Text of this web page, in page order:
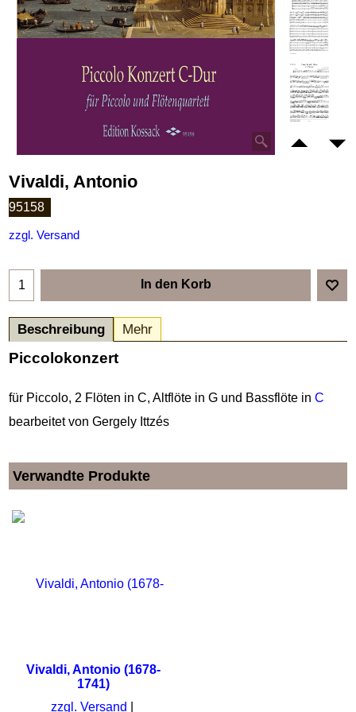
Vivaldi, Antonio
95158
zzgl. Versand
In den Korb
Beschreibung Mehr
Piccolokonzert
für Piccolo, 2 Flöten in C, Altflöte in G und Bassflöte in C
bearbeitet von Gergely Ittzés
Verwandte Produkte
Vivaldi, Antonio (1678-
1741)
zzgl. Versand